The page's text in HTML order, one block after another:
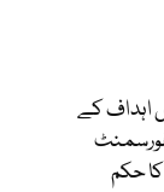
اہداف کے
حکم